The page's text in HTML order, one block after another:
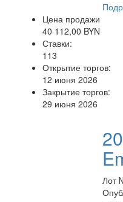
Цена продажи
40 112,00 BYN
Ставки:
113
Открытие торгов:
12 июня 2026
Закрытие торгов:
29 июня 2026
Лот